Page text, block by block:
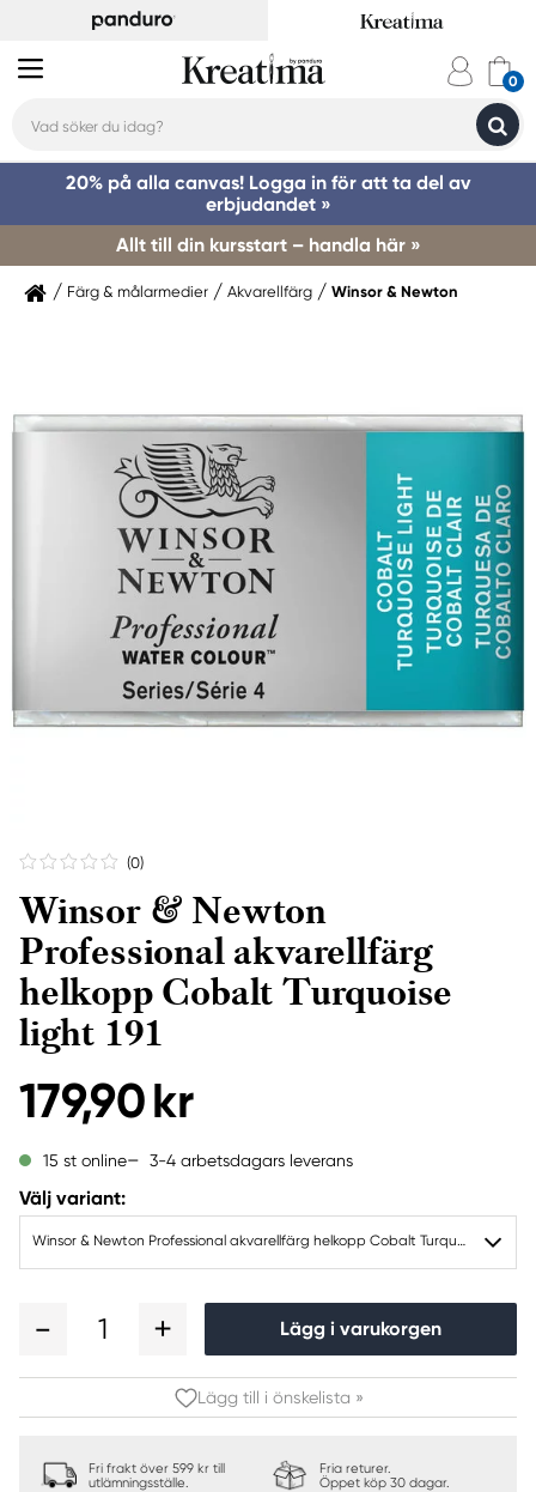
20% på alla canvas! Logga in för att ta del av
erbjudandet »
Allt till din kursstart – handla här »
Färg & målarmedier Akvarellfärg Winsor & Newton
(0)
Winsor & Newton
Professional akvarellfärg
helkopp Cobalt Turquoise
light 191
179,90 kr
15 st online 3-4 arbetsdagars leverans
Välj variant:
Winsor & Newton Professional akvarellfärg helkopp Cobalt Turquoise light 191
1 Lägg i varukorgen
Lägg till i önskelista »
Fri frakt över 599 kr till
utlämningsställe.
Fria returer.
Öppet köp 30 dagar.